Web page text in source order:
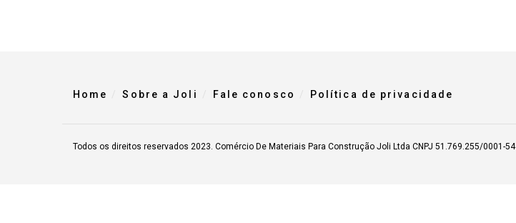
Home Sobre a Joli Fale conosco Política de privacidade
Todos os direitos reservados 2023. Comércio De Materiais Para Construção Joli Ltda CNPJ 51.769.255/0001-54